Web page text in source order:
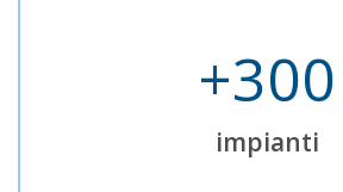
300
impianti